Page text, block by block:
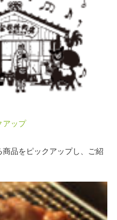
アップ
品をピックアップし、ご紹